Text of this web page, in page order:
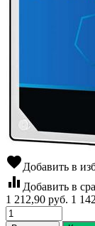
favoriteДобавить в
equalizer Добавить в
1 212,90 руб. 1